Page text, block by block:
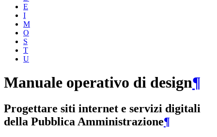
E
I
M
O
S
T
U
Manuale operativo di design¶
Progettare siti internet e servizi digitali
della Pubblica Amministrazione¶